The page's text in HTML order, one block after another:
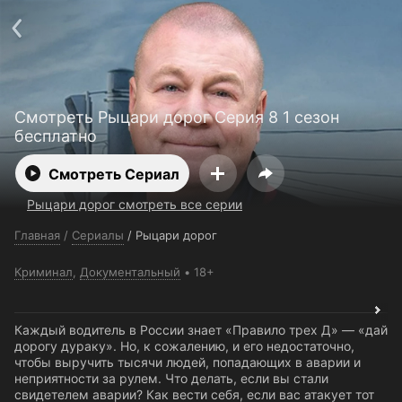
Смотреть Рыцари дорог Серия 8 1 сезон
бесплатно
Смотреть Сериал
Рыцари дорог смотреть все серии
Главная / Сериалы / Рыцари дорог
Криминал Документальный 18+
Каждый водитель в России знает «Правило трех Д» — «дай
дорогу дураку». Но, к сожалению, и его недостаточно,
чтобы выручить тысячи людей, попадающих в аварии и
неприятности за рулем. Что делать, если вы стали
свидетелем аварии? Как вести себя, если вас атакует тот
Пользовательское соглашение
Политика конфиденциальности
Для партнёров
Открыть приложение
Ввести промокод
Установить на ТВ
Бесплатные каналы Контакты